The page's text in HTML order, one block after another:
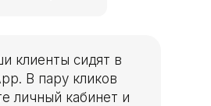
клиенты сидят в
В пару кликов
личный кабинет и